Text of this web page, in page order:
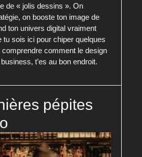
de « jolis dessins ». On
on booste ton image de
ton univers digital vraiment
tu sois ici pour chiper quelques
comment le design
t’es au bon endroit.
pépites